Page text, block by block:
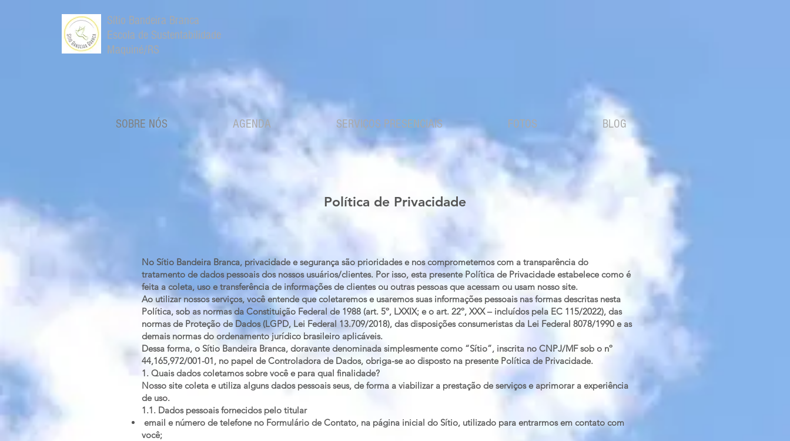
Sítio Bandeira Branca
Escola de Sustentabilidade
Maquiné/RS
SOBRE NÓS AGENDA SERVIÇOS PRESENCIAIS FOTOS BLOG
Política de Privacidade
No Sítio Bandeira Branca, privacidade e segurança são prioridades e nos comprometemos com a transparência do
tratamento de dados pessoais dos nossos usuários/clientes. Por isso, esta presente Política de Privacidade estabelece como é
feita a coleta, uso e transferência de informações de clientes ou outras pessoas que acessam ou usam nosso site.
Ao utilizar nossos serviços, você entende que coletaremos e usaremos suas informações pessoais nas formas descritas nesta
Política, sob as normas da Constituição Federal de 1988 (art. 5º, LXXIX; e o art. 22º, XXX – incluídos pela EC 115/2022), das
normas de Proteção de Dados (LGPD, Lei Federal 13.709/2018), das disposições consumeristas da Lei Federal 8078/1990 e as
demais normas do ordenamento jurídico brasileiro aplicáveis.
Dessa forma, o Sítio Bandeira Branca, doravante denominada simplesmente como “Sítio”, inscrita no CNPJ/MF sob o nº
44,165,972/001-01, no papel de Controladora de Dados, obriga-se ao disposto na presente Política de Privacidade.
1. Quais dados coletamos sobre você e para qual finalidade?
Nosso site coleta e utiliza alguns dados pessoais seus, de forma a viabilizar a prestação de serviços e aprimorar a experiência
de uso.
1.1. Dados pessoais fornecidos pelo titular
email e número de telefone no Formulário de Contato, na página inicial do Sítio, utilizado para entrarmos em contato com
você;